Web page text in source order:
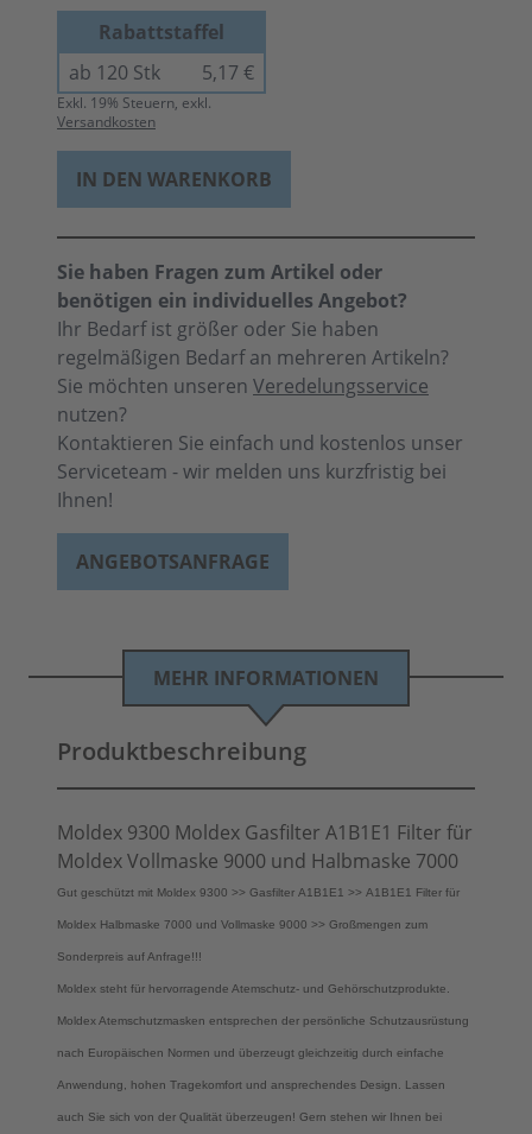
Rabattstaffel
ab 120 Stk
5,17 €
Exkl. 19% Steuern, exkl.
Versandkosten
IN DEN WARENKORB
Sie haben Fragen zum Artikel oder
benötigen ein individuelles Angebot?
Ihr Bedarf ist größer oder Sie haben
regelmäßigen Bedarf an mehreren Artikeln?
Sie möchten unseren Veredelungsservice
nutzen?
Kontaktieren Sie einfach und kostenlos unser
Serviceteam - wir melden uns kurzfristig bei
Ihnen!
ANGEBOTSANFRAGE
MEHR INFORMATIONEN
Produktbeschreibung
Moldex 9300 Moldex Gasfilter A1B1E1 Filter für
Moldex Vollmaske 9000 und Halbmaske 7000
Gut geschützt mit Moldex 9300 >> Gasfilter A1B1E1 >> A1B1E1 Filter für
Moldex Halbmaske 7000 und Vollmaske 9000 >> Großmengen zum
Sonderpreis auf Anfrage!!!
Moldex steht für hervorragende Atemschutz- und Gehörschutzprodukte.
Moldex Atemschutzmasken entsprechen der persönliche Schutzausrüstung
nach Europäischen Normen und überzeugt gleichzeitig durch einfache
Anwendung, hohen Tragekomfort und ansprechendes Design. Lassen
auch Sie sich von der Qualität überzeugen! Gern stehen wir Ihnen bei